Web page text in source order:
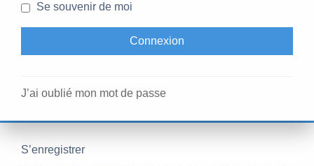
Se souvenir de moi
J’ai oublié mon mot de passe
S’enregistrer